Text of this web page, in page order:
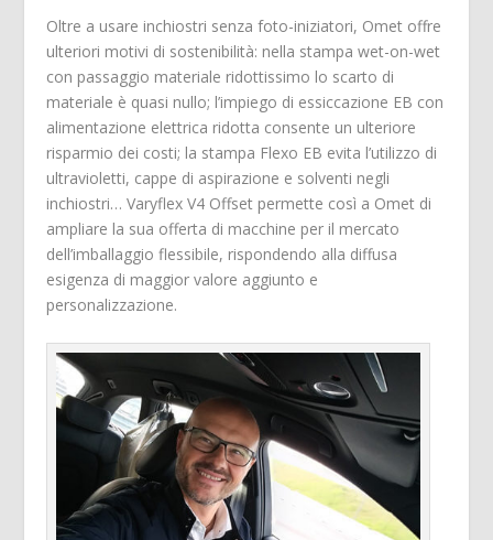
Oltre a usare inchiostri senza foto-iniziatori, Omet offre
ulteriori motivi di sostenibilità: nella stampa wet-on-wet
con passaggio materiale ridottissimo lo scarto di
materiale è quasi nullo; l’impiego di essiccazione EB con
alimentazione elettrica ridotta consente un ulteriore
risparmio dei costi; la stampa Flexo EB evita l’utilizzo di
ultravioletti, cappe di aspirazione e solventi negli
inchiostri… Varyflex V4 Offset permette così a Omet di
ampliare la sua offerta di macchine per il mercato
dell’imballaggio flessibile, rispondendo alla diffusa
esigenza di maggior valore aggiunto e
personalizzazione.